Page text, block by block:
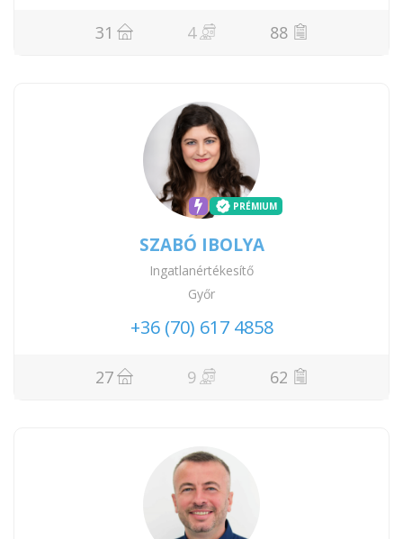
31 4 88
PRÉMIUM
SZABÓ IBOLYA
Ingatlanértékesítő
Győr
+36 (70) 617 4858
27 9 62